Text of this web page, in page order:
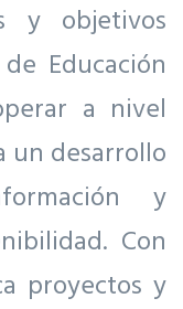
y objetivos
Educación
a nivel
un desarrollo
y
Con
proyectos y